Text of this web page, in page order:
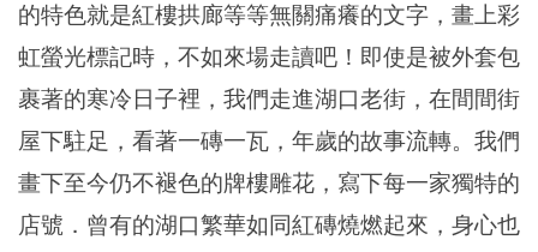
的特色就是紅樓拱廊等等無關痛癢的文字，畫上彩
虹螢光標記時，不如來場走讀吧！即使是被外套包
裹著的寒冷日子裡，我們走進湖口老街，在間間街
屋下駐足，看著一磚一瓦，年歲的故事流轉。我們
畫下至今仍不褪色的牌樓雕花，寫下每一家獨特的
店號．曾有的湖口繁華如同紅磚燒燃起來，身心也